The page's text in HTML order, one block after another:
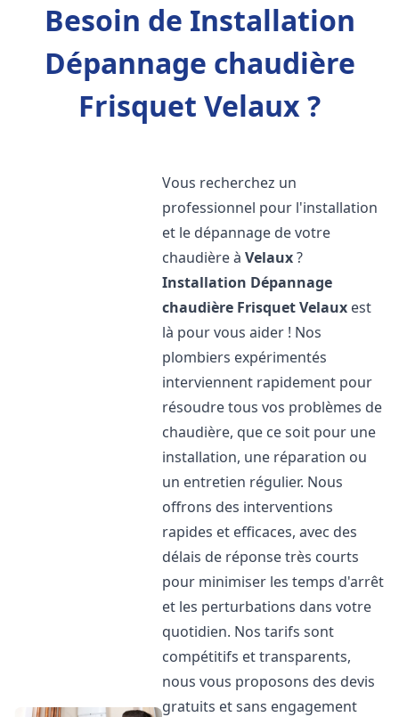
Besoin de Installation
Dépannage chaudière
Frisquet Velaux ?
Vous recherchez un
professionnel pour l'installation
et le dépannage de votre
chaudière àVelaux?
Installation Dépannage
chaudière FrisquetVelaux est
là pour vous aider ! Nos
plombiers expérimentés
interviennent rapidement pour
résoudre tous vos problèmes de
chaudière, que ce soit pour une
installation, une réparation ou
un entretien régulier. Nous
offrons des interventions
rapides et efficaces, avec des
délais de réponse très courts
pour minimiser les temps d'arrêt
et les perturbations dans votre
quotidien. Nos tarifs sont
compétitifs et transparents,
nous vous proposons des devis
gratuits et sans engagement